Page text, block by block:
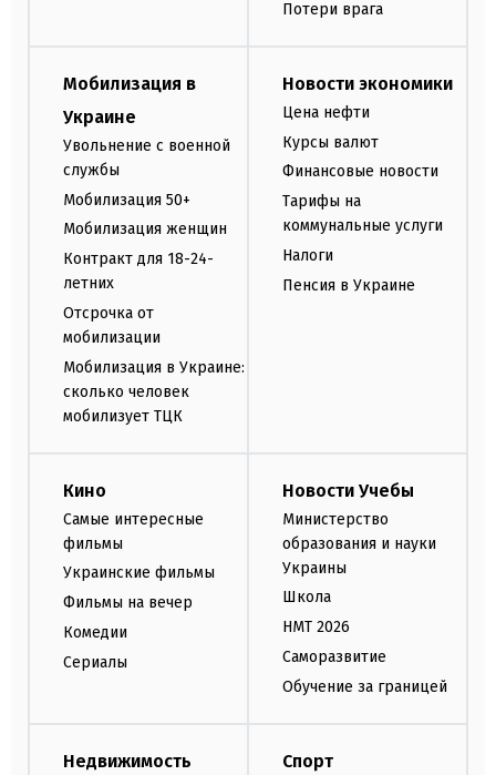
Потери врага
Мобилизация в
Украине
Увольнение с военной
службы
Мобилизация 50+
Мобилизация женщин
Контракт для 18-24-
летних
Отсрочка от
мобилизации
Мобилизация в Украине:
сколько человек
мобилизует ТЦК
Новости экономики
Цена нефти
Курсы валют
Финансовые новости
Тарифы на
коммунальные услуги
Налоги
Пенсия в Украине
Кино
Самые интересные
фильмы
Украинские фильмы
Фильмы на вечер
Комедии
Сериалы
Новости Учебы
Министерство
образования и науки
Украины
Школа
НМТ 2026
Саморазвитие
Обучение за границей
Недвижимость Спорт